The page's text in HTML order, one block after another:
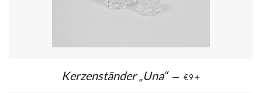
Kerzenständer „Una“ — €9